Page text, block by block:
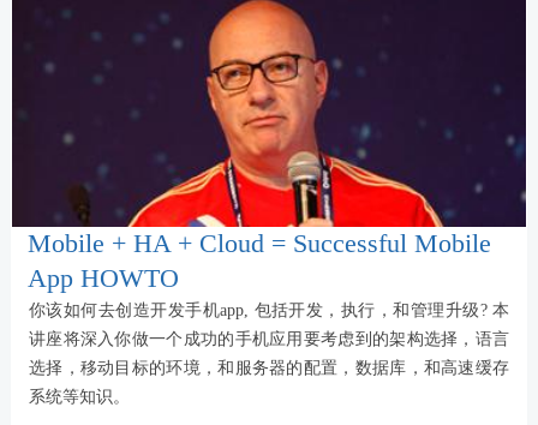
Mobile + HA + Cloud = Successful Mobile
App HOWTO
你该如何去创造开发手机app, 包括开发，执行，和管理升级? 本
讲座将深入你做一个成功的手机应用要考虑到的架构选择，语言
选择，移动目标的环境，和服务器的配置，数据库，和高速缓存
系统等知识。